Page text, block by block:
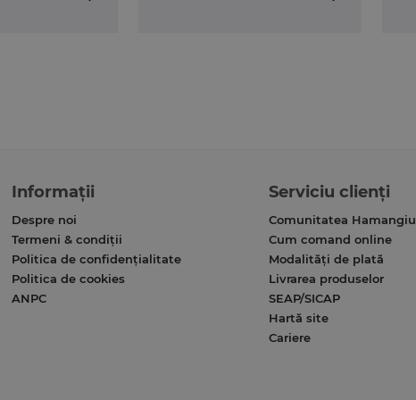
Informații
Despre noi
Termeni & condiții
Politica de confidențialitate
Politica de cookies
ANPC
Serviciu clienți
Comunitatea Hamangiu
Cum comand online
Modalități de plată
Livrarea produselor
SEAP/SICAP
Hartă site
Cariere